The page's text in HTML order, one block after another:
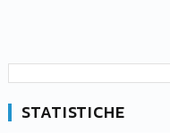
STATISTICHE